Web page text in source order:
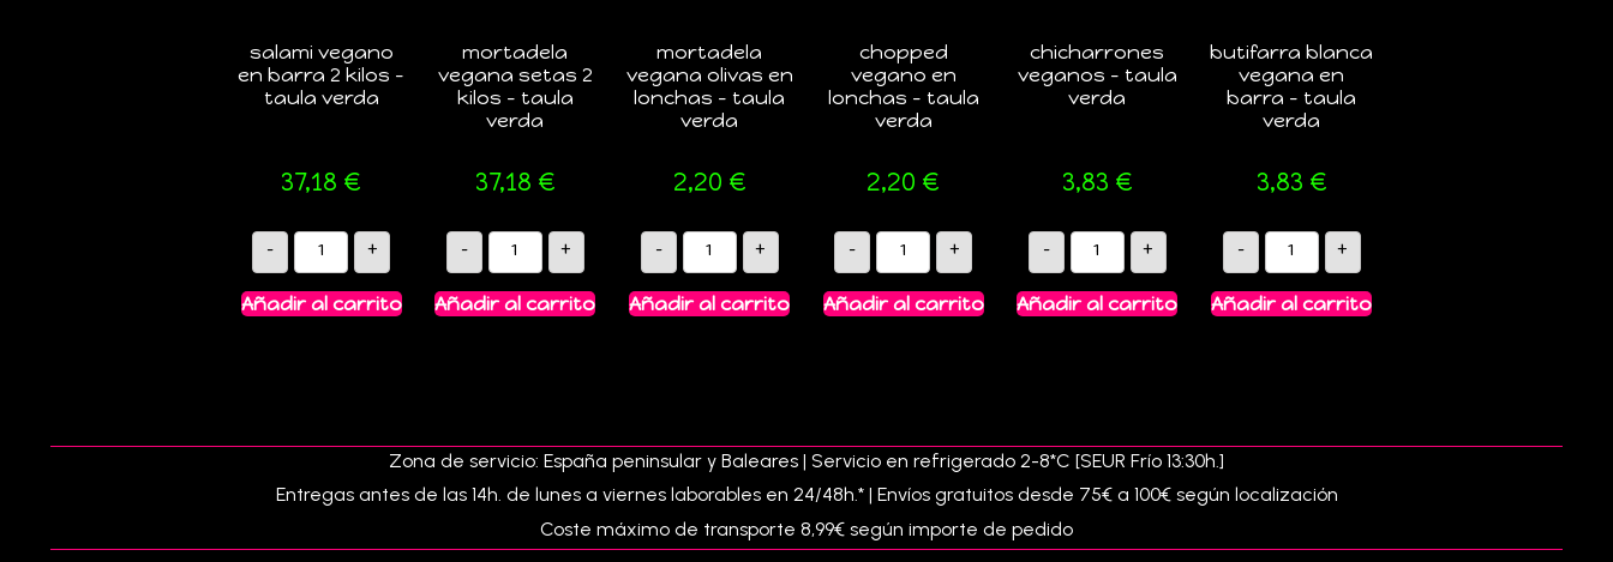
salami vegano
en barra 2 kilos –
taula verda
37,18 €
- +
Añadir al carrito
mortadela
vegana setas 2
kilos – taula
verda
37,18 €
- +
Añadir al carrito
mortadela
vegana olivas en
lonchas – taula
verda
2,20 €
- +
Añadir al carrito
chopped
vegano en
lonchas – taula
verda
2,20 €
- +
Añadir al carrito
chicharrones
veganos – taula
verda
3,83 €
- +
Añadir al carrito
butifarra blanca
vegana en
barra – taula
verda
3,83 €
- +
Añadir al carrito
Zona de servicio: España peninsular y Baleares | Servicio en refrigerado 2-8*C [SEUR Frío 13:30h.]
Entregas antes de las 14h. de lunes a viernes laborables en 24/48h.* | Envíos gratuitos desde 75€ a 100€ según localización
Coste máximo de transporte 8,99€ según importe de pedido